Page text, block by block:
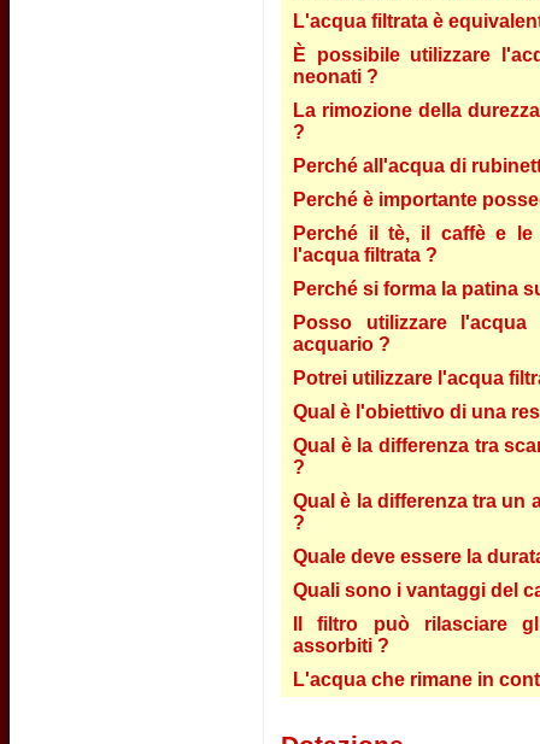
L'acqua filtrata è
È possibile utilizzare
neonati ?
La rimozione della
?
Perché all'acqua di
Perché è importante
Perché il tè, il caffè e
l'acqua filtrata ?
Perché si forma la patina
Posso utilizzare
acquario ?
Potrei utilizzare l'acqua
Qual è l'obiettivo di una
Qual è la differenza tra
?
Qual è la differenza tra un
?
Quale deve essere la
Quali sono i vantaggi del
Il filtro può rilasciare
assorbiti ?
L'acqua che rimane in